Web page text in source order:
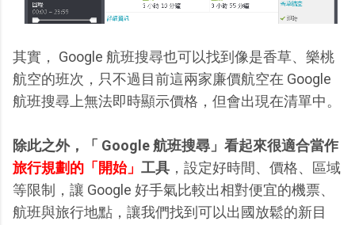
其實， Google 航班搜尋也可以找到像是香草、樂桃
航空的班次，只不過目前這兩家廉價航空在 Google
航班搜尋上無法即時顯示價格，但會出現在清單中。
除此之外，「 Google 航班搜尋」看起來很適合當作
旅行規劃的「開始」 工具 ，設定好時間、價格、區域
等限制，讓 Google 好手氣比較出相對便宜的機票、
航班與旅行地點，讓我們找到可以出國放鬆的新目